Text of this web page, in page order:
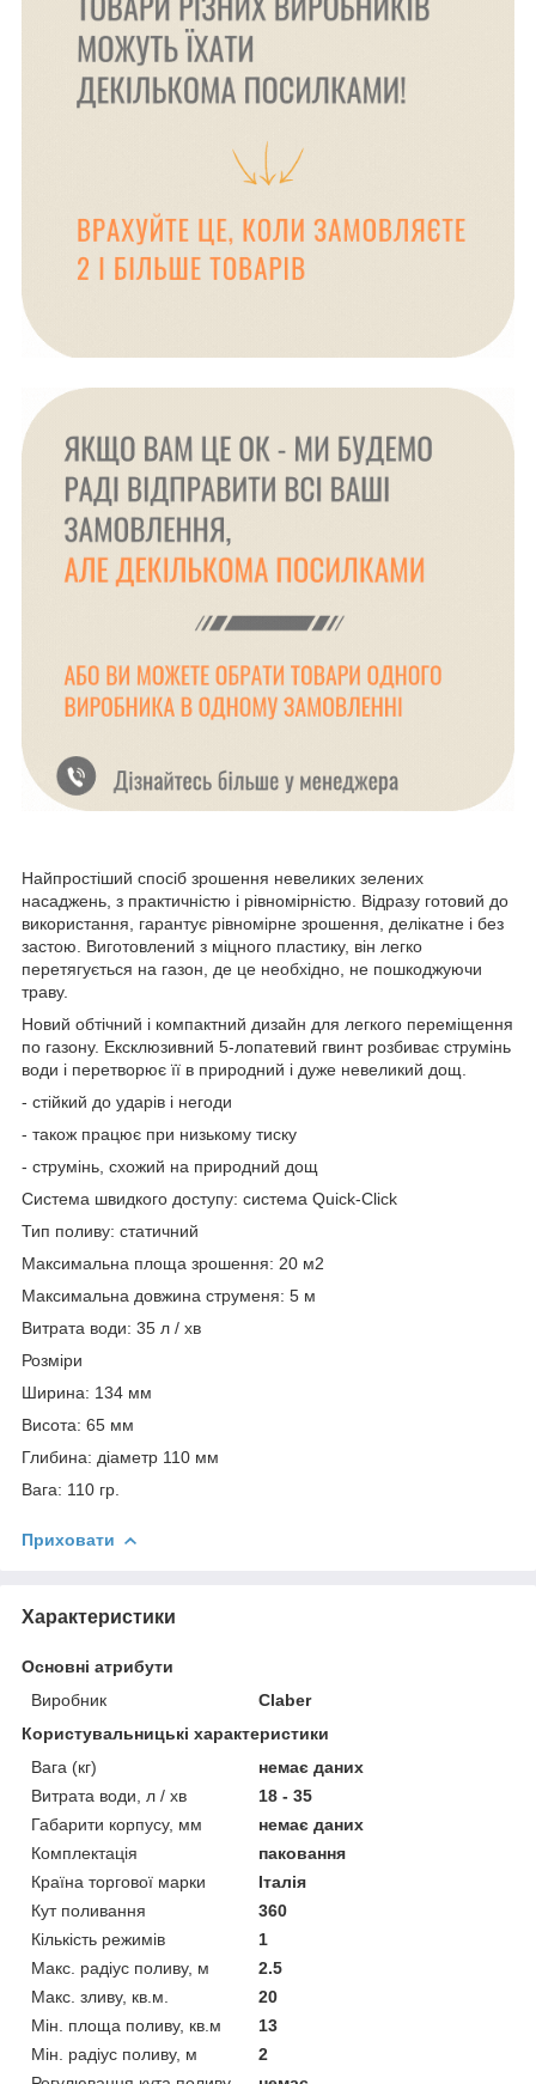
Найпростіший спосіб зрошення невеликих зелених
насаджень, з практичністю і рівномірністю. Відразу готовий до
використання, гарантує рівномірне зрошення, делікатне і без
застою. Виготовлений з міцного пластику, він легко
перетягується на газон, де це необхідно, не пошкоджуючи
траву.
Новий обтічний і компактний дизайн для легкого переміщення
по газону. Ексклюзивний 5-лопатевий гвинт розбиває струмінь
води і перетворює її в природний і дуже невеликий дощ.
- стійкий до ударів і негоди
- також працює при низькому тиску
- струмінь, схожий на природний дощ
Система швидкого доступу: система Quick-Click
Тип поливу: статичний
Максимальна площа зрошення: 20 м2
Максимальна довжина струменя: 5 м
Витрата води: 35 л / хв
Розміри
Ширина: 134 мм
Висота: 65 мм
Глибина: діаметр 110 мм
Вага: 110 гр.
Приховати
Характеристики
Основні атрибути
Виробник
Claber
Користувальницькі характеристики
Вага (кг)
немає даних
Витрата води, л / хв
18 - 35
Габарити корпусу, мм
немає даних
Комплектація
паковання
Країна торгової марки
Італія
Кут поливання
360
Кількість режимів
1
Макс. радіус поливу, м
2.5
Макс. зливу, кв.м.
20
Мін. площа поливу, кв.м
13
Мін. радіус поливу, м
2